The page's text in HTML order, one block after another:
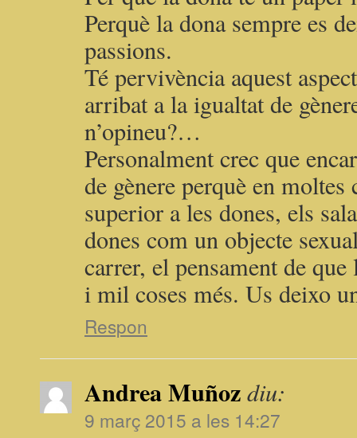
Perquè la dona sempre es
passions.
Té pervivència aquest
arribat a la igualtat de
n’opineu?…
Personalment crec que
de gènere perquè en moltes
superior a les dones, els
dones com un objecte
carrer, el pensament de
i mil coses més. Us deixo
Respon
Andrea Muñoz diu:
9 març 2015 a les 14:27